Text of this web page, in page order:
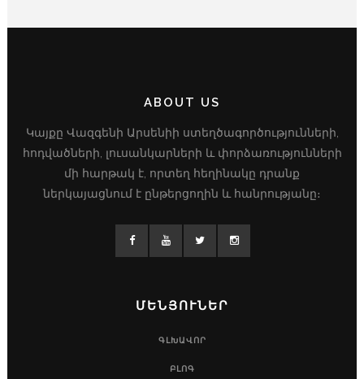
ABOUT US
Կայքը Վազգենի Արսենիի ստեղծագործությունների,
հոդվածների, լուսանկարների և փորձառությունների
մի հարթակ է, որտեղ հեղինակը դրանք
ներկայացնում է ընթերցողին և հանրությանը։
ՄԵՆՅՈՒՆԵՐ
ԳԼԽԱՎՈՐ
ԲԼՈԳ